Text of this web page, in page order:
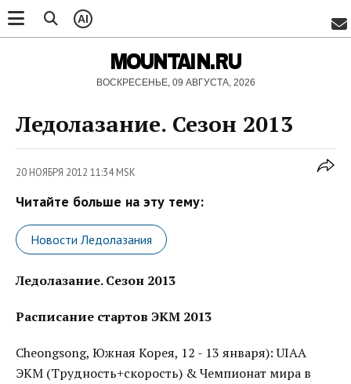
AI
MOUNTAIN.RU
ВОСКРЕСЕНЬЕ, 09 АВГУСТА, 2026
Ледолазание. Сезон 2013
20 НОЯБРЯ 2012 11:34 MSK
Читайте больше на эту тему:
Новости Ледолазания
Ледолазание. Сезон 2013
Расписание стартов ЭКМ 2013
Cheongsong, Южная Корея, 12 - 13 января): UIAA
ЭКМ (Трудность+скорость) & Чемпионат мира в